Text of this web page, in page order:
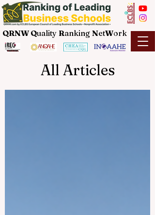
QRNW Quality Ranking NetWork
All Articles